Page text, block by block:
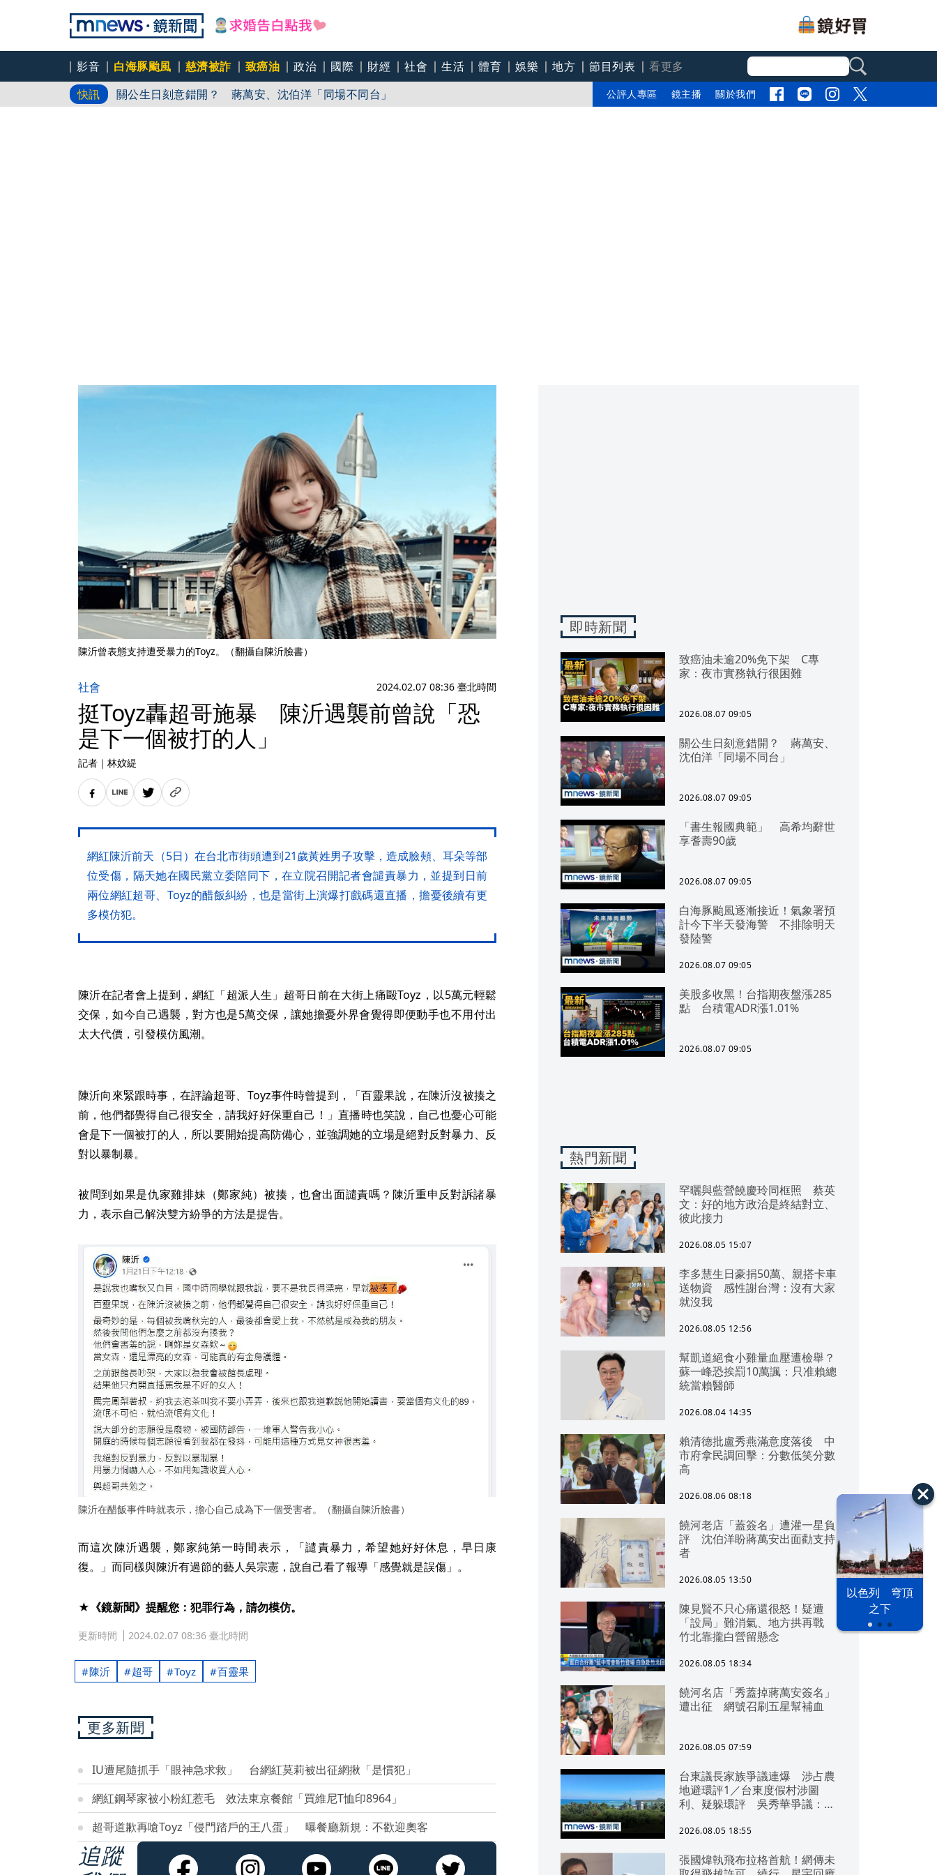
影音 白海豚颱風 慈濟被詐 致癌油 政治 國際 財經 社會 生活 體育 娛樂 地方 節目列表
看更多
快訊
關公生日刻意錯開？ 蔣萬安、沈伯洋「同場不同台」
「書生報國典範」 高希均辭世享耆壽90歲
公評人專區 鏡主播 關於我們
以色列 穹頂
之下
陳沂曾表態支持遭受暴力的Toyz。（翻攝自陳沂臉書）
社會 2024.02.07 08:36 臺北時間
挺Toyz轟超哥施暴 陳沂遇襲前曾說「恐
是下一個被打的人」
記者 ｜ 林妏緹
網紅陳沂前天（5日）在台北市街頭遭到21歲黃姓男子攻擊，造成臉頰、耳朵等部
位受傷，隔天她在國民黨立委陪同下，在立院召開記者會譴責暴力，並提到日前
兩位網紅超哥、Toyz的醋飯糾紛，也是當街上演爆打戲碼還直播，擔憂後續有更
多模仿犯。
陳沂在記者會上提到，網紅「超派人生」超哥日前在大街上痛毆Toyz，以5萬元輕鬆
交保，如今自己遇襲，對方也是5萬交保，讓她擔憂外界會覺得即便動手也不用付出
太大代價，引發模仿風潮。
陳沂向來緊跟時事，在評論超哥、Toyz事件時曾提到，「百靈果說，在陳沂沒被揍之
前，他們都覺得自己很安全，請我好好保重自己！」直播時也笑說，自己也憂心可能
會是下一個被打的人，所以要開始提高防備心，並強調她的立場是絕對反對暴力、反
對以暴制暴。
被問到如果是仇家雞排妹（鄭家純）被揍，也會出面譴責嗎？陳沂重申反對訴諸暴
力，表示自己解決雙方紛爭的方法是提告。
陳沂在醋飯事件時就表示，擔心自己成為下一個受害者。（翻攝自陳沂臉書）
而這次陳沂遇襲，鄭家純第一時間表示，「譴責暴力，希望她好好休息，早日康
復。」而同樣與陳沂有過節的藝人吳宗憲，說自己看了報導「感覺就是誤傷」。
★《鏡新聞》提醒您：犯罪行為，請勿模仿。
更新時間 2024.02.07 08:36 臺北時間
陳沂 超哥 Toyz 百靈果
更多新聞
IU遭尾隨抓手「眼神急求救」 台網紅莫莉被出征網揪「是慣犯」
網紅鋼琴家被小粉紅惹毛 效法東京餐館「買維尼T恤印8964」
超哥道歉再嗆Toyz「侵門踏戶的王八蛋」 曝餐廳新規：不歡迎奧客
追蹤
即時新聞
致癌油未逾20%免下架 C專
家：夜市實務執行很困難
2026.08.07 09:05
關公生日刻意錯開？ 蔣萬安、
沈伯洋「同場不同台」
2026.08.07 09:05
「書生報國典範」 高希均辭世
享耆壽90歲
2026.08.07 09:05
白海豚颱風逐漸接近！氣象署預
計今下半天發海警 不排除明天
發陸警
2026.08.07 09:05
美股多收黑！台指期夜盤漲285
點 台積電ADR漲1.01%
2026.08.07 09:05
熱門新聞
罕曬與藍營饒慶玲同框照 蔡英
文：好的地方政治是終結對立、
彼此接力
2026.08.05 15:07
李多慧生日豪捐50萬、親搭卡車
送物資 感性謝台灣：沒有大家
就沒我
2026.08.05 12:56
幫凱道絕食小雞量血壓遭檢舉？
蘇一峰恐挨罰10萬諷：只准賴總
統當賴醫師
2026.08.04 14:35
賴清德批盧秀燕滿意度落後 中
市府拿民調回擊：分數低笑分數
高
2026.08.06 08:18
饒河老店「蓋簽名」遭灌一星負
評 沈伯洋盼蔣萬安出面勸支持
者
2026.08.05 13:50
陳見賢不只心痛還很怒！疑遭
「設局」難消氣、地方拱再戰
竹北靠攏白營留懸念
2026.08.05 18:34
饒河名店「秀蓋掉蔣萬安簽名」
遭出征 網號召刷五星幫補血
2026.08.05 07:59
台東議長家族爭議連爆 涉占農
地避環評1／台東度假村涉圖
利、疑躲環評 吳秀華爭議：概
2026.08.05 18:55
張國煒執飛布拉格首航！網傳未